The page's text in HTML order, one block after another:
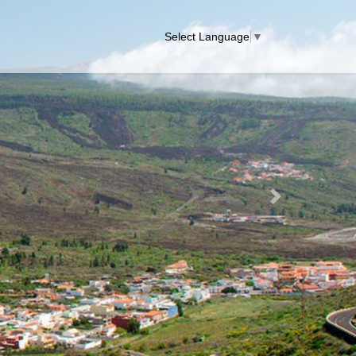
Select Language▼
Next